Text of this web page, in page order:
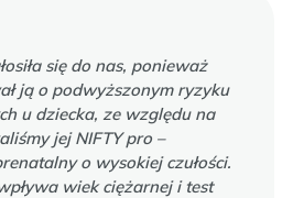
się do nas, ponieważ
ją o podwyższonym ryzyku
u dziecka, ze względu na
jej NIFTY pro –
o wysokiej czułości.
wiek ciężarnej i test